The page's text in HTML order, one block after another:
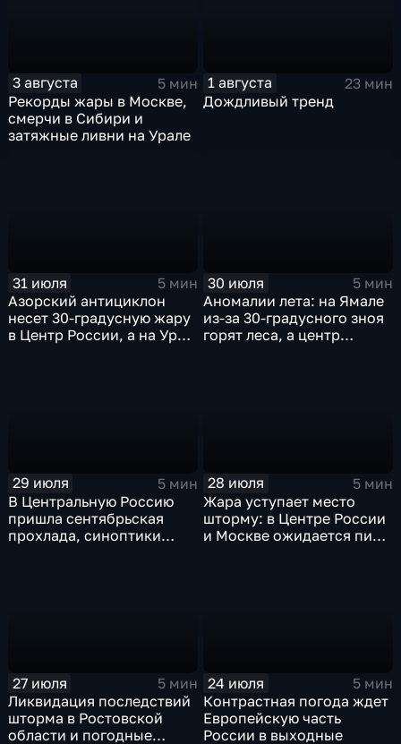
3 августа
5 мин
Рекорды жары в Москве,
смерчи в Сибири и
затяжные ливни на Урале
1 августа
23 мин
Дождливый тренд
31 июля
5 мин
Азорский антициклон
несет 30-градусную жару
в Центр России, а на Урал
30 июля
5 мин
Аномалии лета: на Ямале
из-за 30-градусного зноя
горят леса, а центр
29 июля
5 мин
В Центральную Россию
пришла сентябрьская
прохлада, синоптики
28 июля
5 мин
Жара уступает место
шторму: в Центре России
и Москве ожидается пик
27 июля
5 мин
Ликвидация последствий
шторма в Ростовской
области и погодные
24 июля
5 мин
Контрастная погода ждет
Европейскую часть
России в выходные